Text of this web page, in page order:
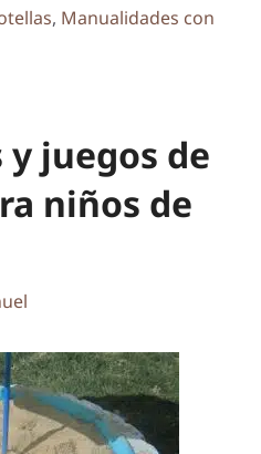
, Manualidades con
juegos de
niños de